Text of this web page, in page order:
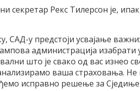
секретар Рекс Тилерсон је,
САД-у предстоји усвајање
администрација
што је свако од вас изнео
ваша страховања.
исправно решење за